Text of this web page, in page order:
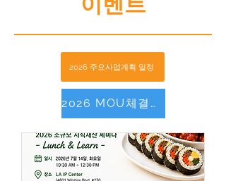
2026 주요사업계획 일정
2026 MOU체결현황